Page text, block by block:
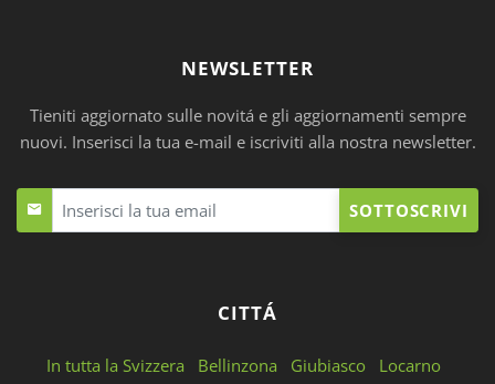
NEWSLETTER
Tieniti aggiornato sulle novitá e gli aggiornamenti sempre
nuovi. Inserisci la tua e-mail e iscriviti alla nostra newsletter.
SOTTOSCRIVI
CITTÁ
In tutta la Svizzera Bellinzona Giubiasco
Locarno